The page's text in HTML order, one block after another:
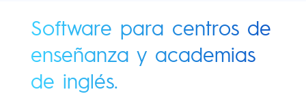
Software para centros de
enseñanza y academias
de inglés.